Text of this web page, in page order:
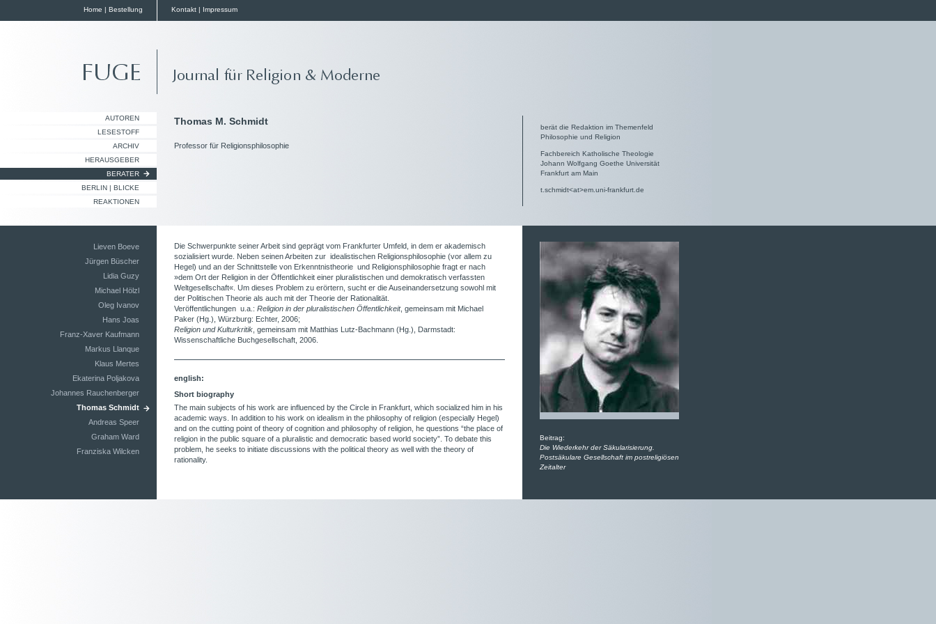
Home | Bestellung Kontakt | Impressum
AUTOREN
LESESTOFF
ARCHIV
HERAUSGEBER
BERATER
BERLIN | BLICKE
REAKTIONEN
Thomas M. Schmidt
Professor für Religionsphilosophie
berät die Redaktion im Themenfeld
Philosophie und Religion
Fachbereich Katholische Theologie
Johann Wolfgang Goethe Universität
Frankfurt am Main
t.schmidt<at>em.uni-frankfurt.de
Lieven Boeve
Jürgen Büscher
Lidia Guzy
Michael Hölzl
Oleg Ivanov
Hans Joas
Franz-Xaver Kaufmann
Markus Llanque
Klaus Mertes
Ekaterina Poljakova
Johannes Rauchenberger
Thomas Schmidt
Andreas Speer
Graham Ward
Franziska Wilcken
Die Schwerpunkte seiner Arbeit sind geprägt vom Frankfurter Umfeld, in dem er akademisch
sozialisiert wurde. Neben seinen Arbeiten zur idealistischen Religionsphilosophie (vor allem zu
Hegel) und an der Schnittstelle von Erkenntnistheorie und Religionsphilosophie fragt er nach
»dem Ort der Religion in der Öffentlichkeit einer pluralistischen und demokratisch verfassten
Weltgesellschaft«. Um dieses Problem zu erörtern, sucht er die Auseinandersetzung sowohl mit
der Politischen Theorie als auch mit der Theorie der Rationalität.
Veröffentlichungen u.a.: Religion in der pluralistischen Öffentlichkeit, gemeinsam mit Michael
Paker (Hg.), Würzburg: Echter, 2006;
Religion und Kulturkritik , gemeinsam mit Matthias Lutz-Bachmann (Hg.), Darmstadt:
Wissenschaftliche Buchgesellschaft, 2006.
english:
Short biography
The main subjects of his work are influenced by the Circle in Frankfurt, which socialized him in his
academic ways. In addition to his work on idealism in the philosophy of religion (especially Hegel)
and on the cutting point of theory of cognition and philosophy of religion, he questions “the place of
religion in the public square of a pluralistic and democratic based world society”. To debate this
problem, he seeks to initiate discussions with the political theory as well with the theory of
rationality.
Beitrag:
Die Wiederkehr der Säkularisierung.
Postsäkulare Gesellschaft im postreligiösen
Zeitalter